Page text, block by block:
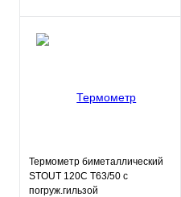
Термометр биметаллический
STOUT 120С Т63/50 с
погруж.гильзой